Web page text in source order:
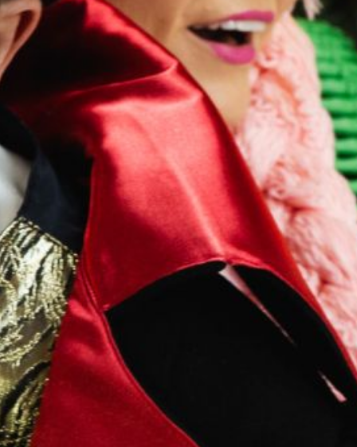
Kontaktai
KONTAKTAI
PARTNERIAI
TEATRO KASA
KARJERA IR SAVANORYSTĖ
PRISIJUNGTI + =